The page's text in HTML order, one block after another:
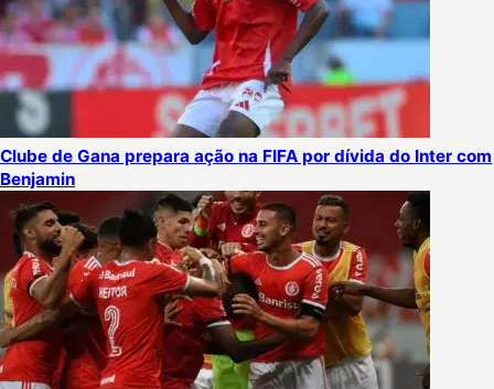
Clube de Gana prepara ação na FIFA por dívida do Inter com
Benjamin